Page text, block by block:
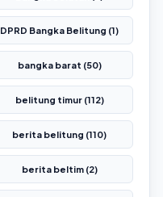
DPRD Bangka Belitung (1)
bangka barat (50)
belitung timur (112)
berita belitung (110)
berita beltim (2)